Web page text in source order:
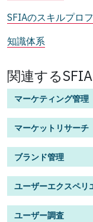
SFIAのスキルプロ
知識体系
関連する
マーケティング管理
マーケットリサーチ
ブランド管理
ユーザーエクスペリ
ユーザー調査